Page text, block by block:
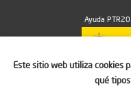
Ayuda
MICIU/AEI/
Este sitio web utiliza cookies
qué